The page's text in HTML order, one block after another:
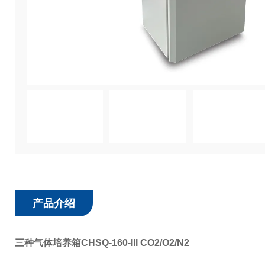
产品介绍
三种气体培养箱CHSQ-160-III CO2/O2/N2